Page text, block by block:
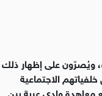
ويُصرّون على إظهار ذلك
الاجتماعية
معاهدة وادي عربة بين